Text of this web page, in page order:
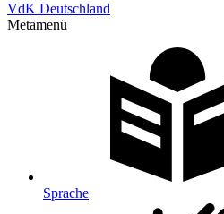
VdK Deutschland
Metamenü
Sprache